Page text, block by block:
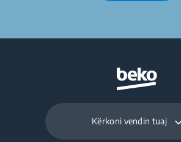
Kërkoni vendin tuaj